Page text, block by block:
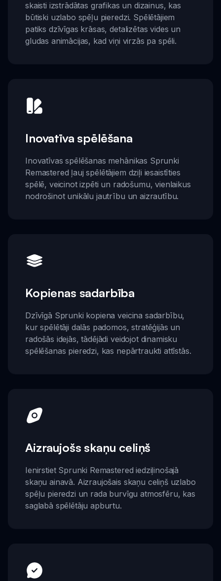
skaisti izstrādātas grafikas un dizainus, kas
būtiski uzlabo spēļu pieredzi. Spēlētājiem
patiks dzīvīgas krāsas, detalizētas vides un
gludas animācijas, kad viņi virzās pa spēli.
Inovatīva spēlēšana
Inovatīvas spēlēšanas mehānikas Sprunki
Remastered ļauj spēlētājiem dziļi iesaistīties
spēlē, veicinot izpēti un radošumu, vienlaikus
nodrošinot unikālu jautrību un aizrautību.
Kopienas sadarbība
Dzīvīgā Sprunki kopiena veicina sadarbību,
kur spēlētāji dalās padomos, stratēģijās un
radošās idejās, tādējādi veidojot dinamisku
spēlēšanas pieredzi, kas nepārtraukti attīstās.
Aizraujošs skaņu celiņš
Ienirstiet Sprunki Remastered iedziļinošajā
skaņu ainavā. Aizraujošais skaņu celiņš uzlabo
spēļu pieredzi un rada burvīgu atmosfēru, kas
saglabā spēlētāju apburtu.